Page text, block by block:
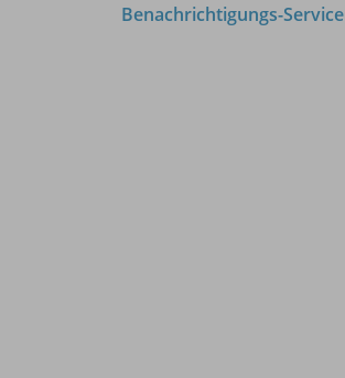
Benachrichtigungs-Service